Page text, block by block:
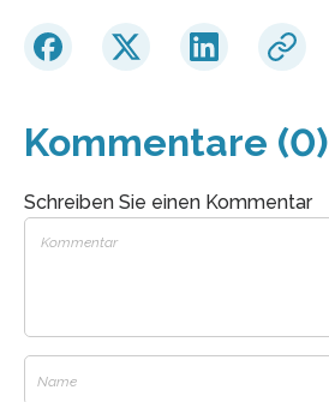
Kommentare (0)
Schreiben Sie einen Kommentar